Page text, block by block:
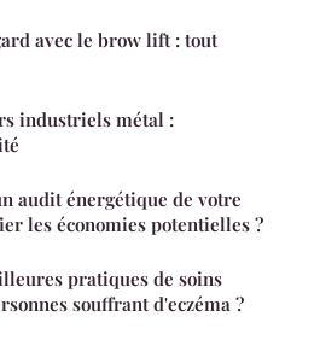
avec le brow lift : tout
industriels métal :
audit énergétique de votre
les économies potentielles ?
pratiques de soins
souffrant d'eczéma ?